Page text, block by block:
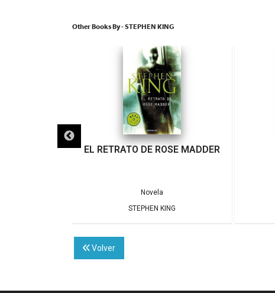
Other Books By - STEPHEN KING
EL RETRATO DE ROSE MADDER
Novela
STEPHEN KING
Volver